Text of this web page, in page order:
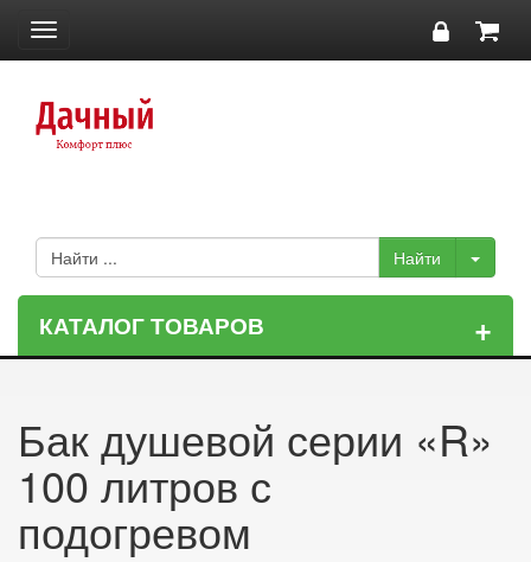
Toggle
navigation
КАТАЛОГ ТОВАРОВ +
Бак душевой серии «R»
100 литров с
подогревом